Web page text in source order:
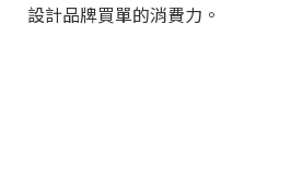
設計品牌買單的消費力。